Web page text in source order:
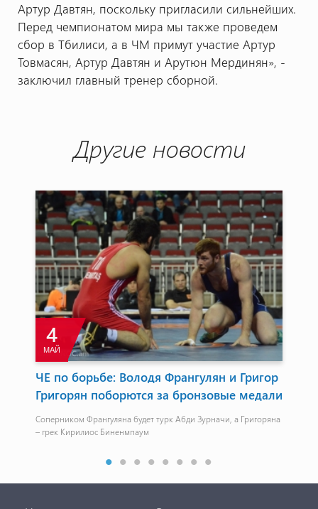
Артур Давтян, поскольку пригласили сильнейших.
Перед чемпионатом мира мы также проведем
сбор в Тбилиси, а в ЧМ примут участие Артур
Товмасян, Артур Давтян и Арутюн Мердинян», -
заключил главный тренер сборной.
Другие новости
4
МАЙ
ЧЕ по борьбе: Володя Франгулян и Григор
Григорян поборются за бронзовые медали
Соперником Франгуляна будет турк Абди Зурначи, а Григоряна
– грек Кирилиос Биненмпаум